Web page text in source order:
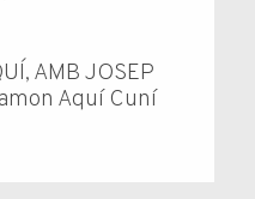
AMB JOSEP
Aquí Cuní